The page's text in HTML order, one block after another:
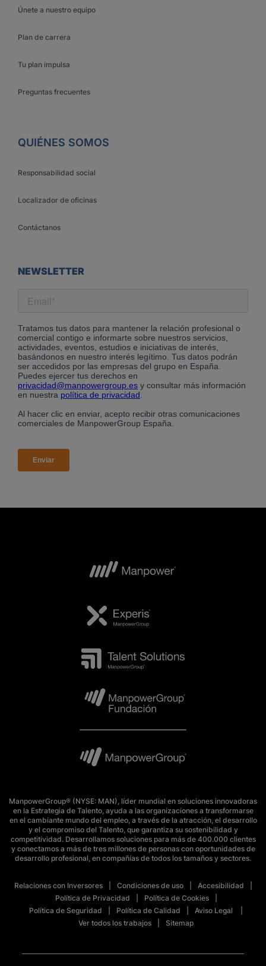
Únete a nuestro equipo
Plan de carrera
Tu plan impulsa
Preguntas frecuentes
QUIÉNES SOMOS
Responsabilidad social
Localizador de oficinas
Contáctanos
NEWSLETTER
ManpowerGroup® (NYSE: MAN), líder mundial en soluciones innovadoras
en la Estrategia de Talento, ayuda a las organizaciones a transformarse
en el cambiante mundo del empleo, a través de la atracción, el desarrollo
y el compromiso del Talento, que garantiza su sostenibilidad y
competitividad. Desarrollamos soluciones para más de 400.000 clientes
y conectamos a más de tres millones de personas con oportunidades de
desarrollo profesional, en compañías de todos los tamaños y sectores.
Relaciones con Inversores Condiciones de uso
Accesibilidad
Política de Privacidad
Política de Cookies
Política de Seguridad
Política de Calidad
Aviso Legal
Ver todos los trabajos
Sitemap